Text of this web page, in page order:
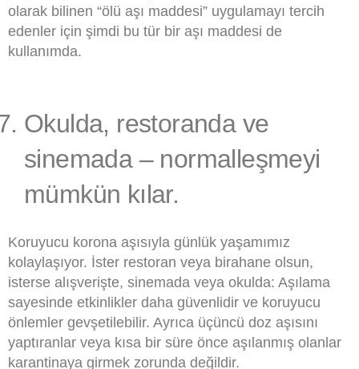
olarak bilinen “ölü aşı maddesi” uygulamayı tercih
edenler için şimdi bu tür bir aşı maddesi de
kullanımda.
Okulda, restoranda ve
sinemada – normalleşmeyi
mümkün kılar.
Koruyucu korona aşısıyla günlük yaşamımız
kolaylaşıyor. İster restoran veya birahane olsun,
isterse alışverişte, sinemada veya okulda: Aşılama
sayesinde etkinlikler daha güvenlidir ve koruyucu
önlemler gevşetilebilir. Ayrıca üçüncü doz aşısını
yaptıranlar veya kısa bir süre önce aşılanmış olanlar
karantinaya girmek zorunda değildir.